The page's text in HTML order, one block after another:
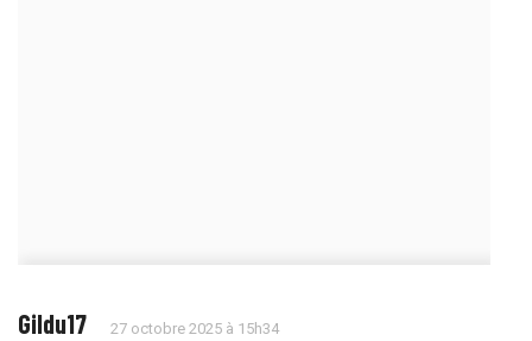
Gildu17 27 octobre 2025 à 15h34